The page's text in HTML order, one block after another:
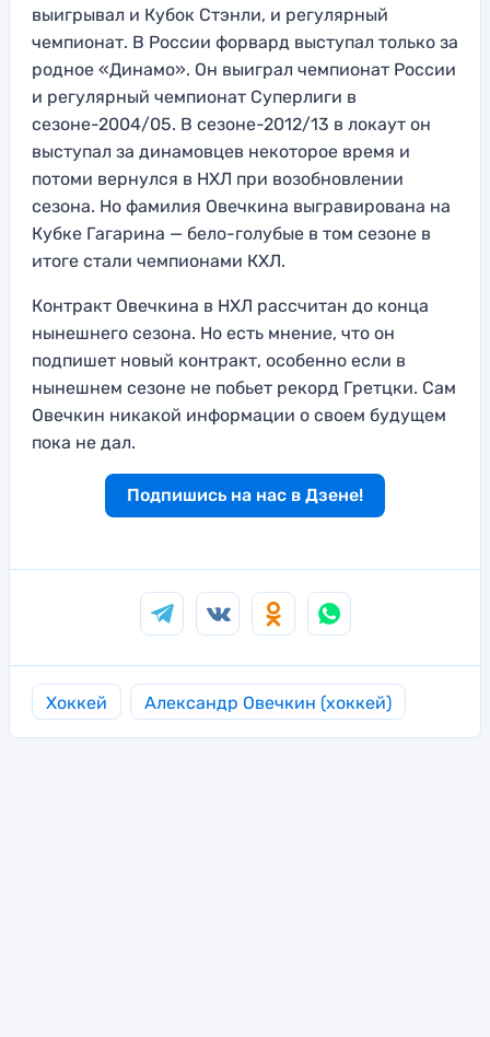
выигрывал и Кубок Стэнли, и регулярный
чемпионат. В России форвард выступал только за
родное «Динамо». Он выиграл чемпионат России
и регулярный чемпионат Суперлиги в
сезоне-2004/05. В сезоне-2012/13 в локаут он
выступал за динамовцев некоторое время и
потоми вернулся в НХЛ при возобновлении
сезона. Но фамилия Овечкина выгравирована на
Кубке Гагарина — бело-голубые в том сезоне в
итоге стали чемпионами КХЛ.
Контракт Овечкина в НХЛ рассчитан до конца
нынешнего сезона. Но есть мнение, что он
подпишет новый контракт, особенно если в
нынешнем сезоне не побьет рекорд Гретцки. Сам
Овечкин никакой информации о своем будущем
пока не дал.
Подпишись на нас в Дзене!
Хоккей Александр Овечкин (хоккей)